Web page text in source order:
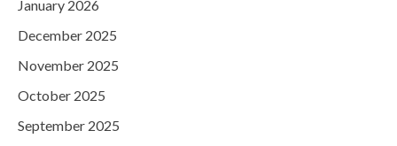
January 2026
December 2025
November 2025
October 2025
September 2025